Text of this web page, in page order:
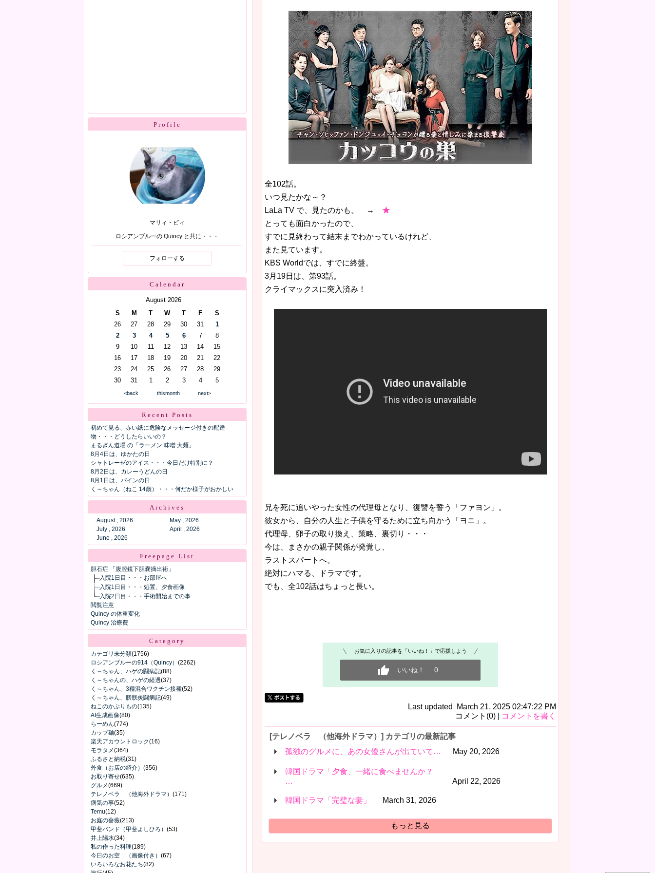
Profile
マリィ・ビィ
ロシアンブルーの Quincy と共に・・・
フォローする
Calendar
August 2026
S
M T W T F
S
26
27 28 29 30 31
1
2
3 4 5 6 7
8
9
10 11 12 13 14
15
16
17 18 19 20 21
22
23
24 25 26 27 28
29
30
31 1 2 3 4 5
<back thismonth next>
Recent Posts
初めて見る、赤い紙に危険なメッセージ付きの配達
物・・・どうしたらいいの？
まるぎん道場 の「ラーメン 味噌 大麺」
8月4日は、ゆかたの日
シャトレーゼのアイス・・・今日だけ特別に？
8月2日は、カレーうどんの日
8月1日は、パインの日
く～ちゃん（ねこ 14歳）・・・何だか様子がおかしい
Archives
August , 2026
July , 2026
June , 2026
May , 2026
April , 2026
Freepage List
胆石症 「腹腔鏡下胆嚢摘出術」
入院1日目・・・お部屋へ
入院1日目・・・処置、夕食画像
入院2日目・・・手術開始までの事
閲覧注意
Quincy の体重変化
Quincy 治療費
Category
カテゴリ未分類(1756)
ロシアンブルーの914（Quincy） (2262)
く～ちゃん、ハゲの闘病記(88)
く～ちゃんの、ハゲの経過(37)
く～ちゃん、3種混合ワクチン接種(52)
く～ちゃん、膀胱炎闘病記(49)
ねこのかぶりもの(135)
AI生成画像(80)
らーめん(774)
カップ麺(35)
楽天アカウントロック(16)
モラタメ(364)
ふるさと納税(31)
外食（お店の紹介） (356)
お取り寄せ(635)
グルメ(669)
テレノベラ （他海外ドラマ） (171)
病気の事(52)
Temu(12)
お庭の薔薇(213)
甲斐バンド（甲斐よしひろ） (53)
井上陽水(34)
私の作った料理(189)
今日のお空 （画像付き） (67)
いろいろなお花たち(82)
全102話。
いつ見たかな～？
LaLa TV で、見たのかも。 →★
とっても面白かったので、
すでに見終わって結末までわかっているけれど、
また見ています。
KBS Worldでは、すでに終盤。
3月19日は、第93話。
クライマックスに突入済み！
兄を死に追いやった女性の代理母となり、復讐を誓う「ファヨン」。
彼女から、自分の人生と子供を守るために立ち向かう「ヨニ」。
代理母、卵子の取り換え、策略、裏切り・・・
今は、まさかの親子関係が発覚し、
ラストスパートへ。
絶対にハマる、ドラマです。
でも、全102話はちょっと長い。
お気に入りの記事を「いいね！」で応援しよう
いいね！ 0
Last updated March 21, 2025 02:47:22 PM
コメント(0) |
コメントを書く
[テレノベラ （他海外ドラマ）] カテゴリの最新記事
孤独のグルメに、あの女優さんが出ていて…
May 20, 2026
韓国ドラマ「夕食、一緒に食べませんか？
…
April 22, 2026
韓国ドラマ「完璧な妻」 March 31, 2026
もっと見る